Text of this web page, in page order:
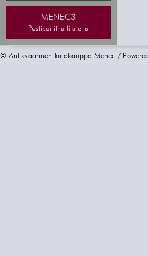
MENEC3
Postikortit ja filatelia
© Antikvaarinen kirjakauppa Menec /